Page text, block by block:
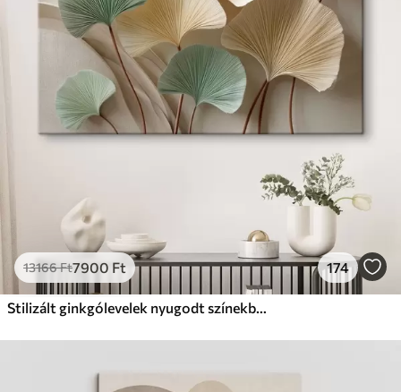
Prémium
Ft
Élénk, gazdag színek
Fakulásálló
✓Biztonságos, szagtalan tinta
Eco-Prémium
Tól12405Ft
✓Élénk, gazdag színek
✓Fakulásálló
Környezetbarát anyag
13166Ft7900 Ft 174
Stilizált ginkgólevelek nyugodt színekben